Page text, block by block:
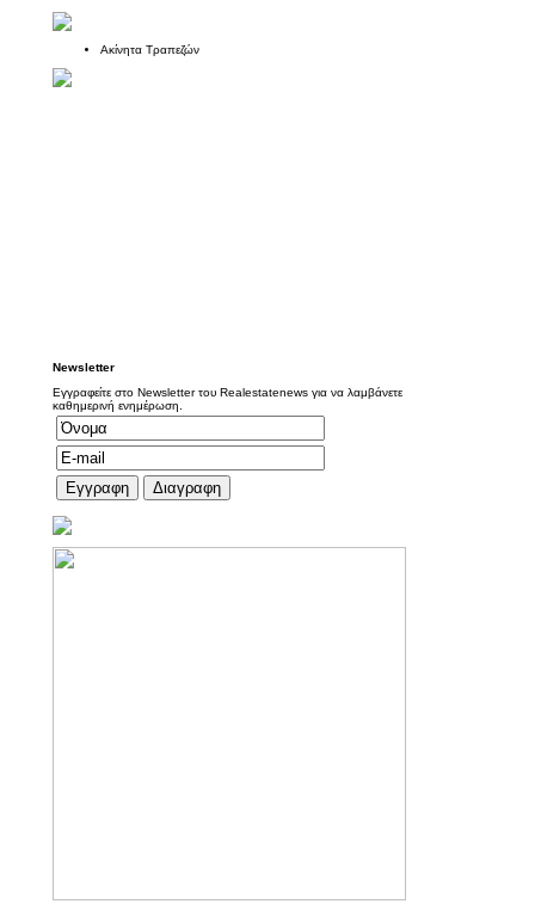
Ακίνητα Τραπεζών
Newsletter
Εγγραφείτε στο Newsletter του Realestatenews για να λαμβάνετε
καθημερινή ενημέρωση.